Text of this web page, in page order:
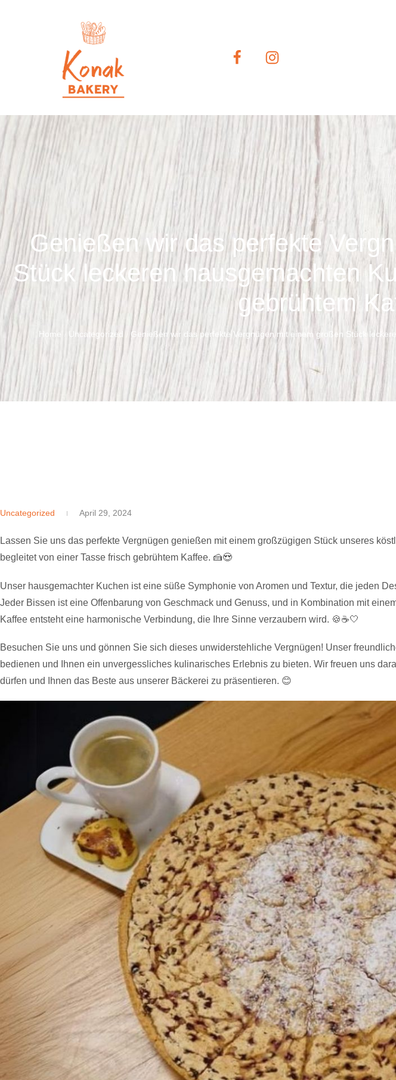
Genießen wir das perfekte
Stück leckeren hausgemachten
gebrühtem
Home Uncategorized Genießen wir das perfekte Vergnügen mit einem großen Stück
Uncategorized April 29, 2024
Lassen Sie uns das perfekte Vergnügen genießen mit einem großzügigen Stück unseres
begleitet von einer Tasse frisch gebrühtem Kaffee. 🍰😍
Unser hausgemachter Kuchen ist eine süße Symphonie von Aromen und Textur, die jeden
Jeder Bissen ist eine Offenbarung von Geschmack und Genuss, und in Kombination mit
Kaffee entsteht eine harmonische Verbindung, die Ihre Sinne verzaubern wird. 🍪☕️🤍
Besuchen Sie uns und gönnen Sie sich dieses unwiderstehliche Vergnügen! Unser
bedienen und Ihnen ein unvergessliches kulinarisches Erlebnis zu bieten. Wir freuen uns
dürfen und Ihnen das Beste aus unserer Bäckerei zu präsentieren. 😊